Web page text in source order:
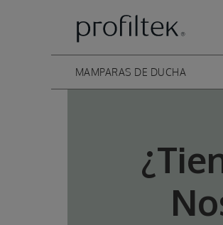
MAMPARAS DE DUCHA